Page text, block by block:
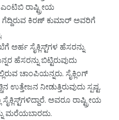
ಎಂಟಿಬಿ ರಾಷ್ಟ್ರೀಯ
ಕಿರಣ್ ಕುಮಾರ್ ಅವರಿಗೆ
ಅರ್ಹ ಸೈಕ್ಲಿಸ್ಟ್‌ಗಳ ಹೆಸರನ್ನು
ಹೆಸರನ್ನು ಬಿಟ್ಟಿರುವುದು
ಚಾಂಪಿಯನ್ನರು. ಸೈಕ್ಲಿಂಗ್
ಉತ್ತೇಜನ ನೀಡುತ್ತಿರುವುದು ಸ್ಪಷ್ಟ.
ಅವರೂ ರಾಷ್ಟ್ರೀಯ
ಮರೆಯಬಾರದು.